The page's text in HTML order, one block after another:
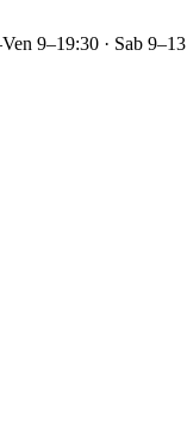
9–19:30 · Sab 9–13